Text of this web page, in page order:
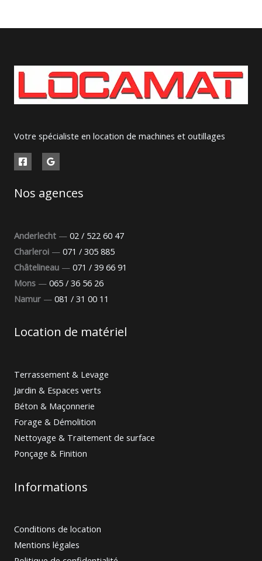
Votre spécialiste en location de machines et outillages
Nos agences
Anderlecht — 02 / 522 60 47
Charleroi — 071 / 305 885
Châtelineau — 071 / 39 66 91
Mons — 065 / 36 56 26
Namur — 081 / 31 00 11
Location de matériel
Terrassement & Levage
Jardin & Espaces verts
Béton & Maçonnerie
Forage & Démolition
Nettoyage & Traitement de surface
Ponçage & Finition
Informations
Conditions de location
Mentions légales